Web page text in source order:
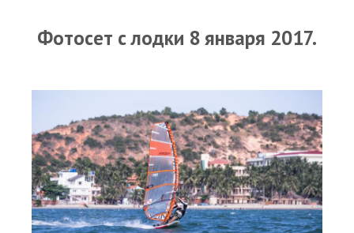
RRD Russian Cup
Новости
Медиа
Фото
Видео
Фотосет с лодки 8 января 2017.